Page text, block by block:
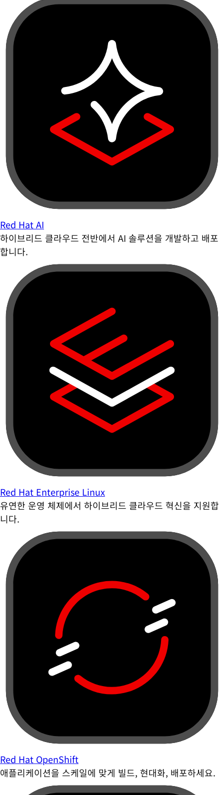
Red Hat AI
하이브리드 클라우드 전반에서 AI 솔루션을 개발하고 배포
합니다.
Red Hat Enterprise Linux
유연한 운영 체제에서 하이브리드 클라우드 혁신을 지원합
니다.
Red Hat OpenShift
애플리케이션을 스케일에 맞게 빌드, 현대화, 배포하세요.